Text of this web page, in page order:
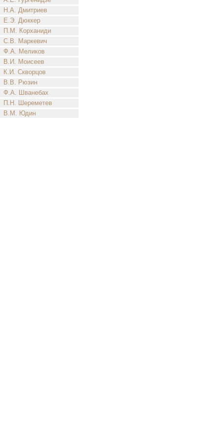
Н.А. Дмитриев
Е.Э. Дюккер
П.М. Корханиди
С.В. Маркевич
Ф.А. Меликов
В.И. Моисеев
К.И. Скворцов
В.В. Рюзин
Ф.А. Шванебах
П.Н. Шереметев
В.М. Юдин